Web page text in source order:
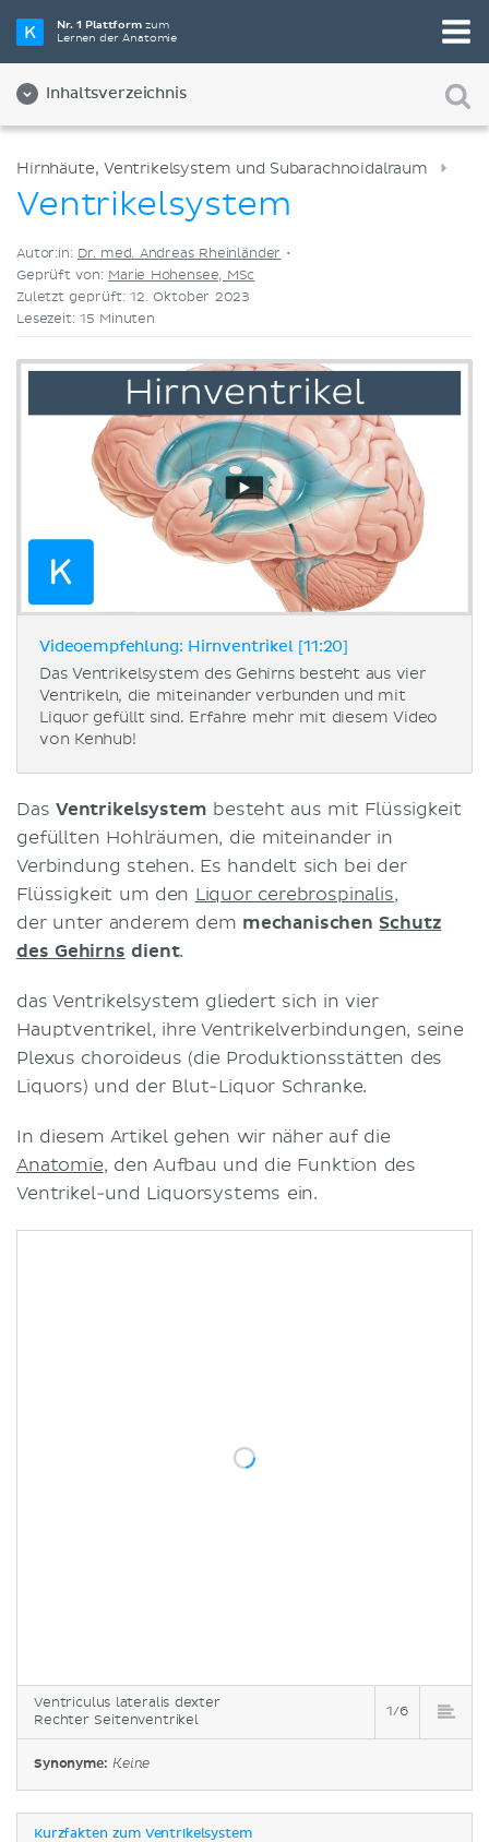
Nr. 1 Plattformzum
Lernen der Anatomie
Inhaltsverzeichnis
Wähle die beste Lernmethode für dich
Videos
Hirnhäute, Ventrikelsystem und Subarachnoidalraum
Ventrikelsystem
Autor:in: Dr. med. Andreas Rheinländer •
Geprüft von: Marie Hohensee, MSc
Zuletzt geprüft: 12. Oktober 2023
Lesezeit: 15 Minuten
Videoempfehlung: Hirnventrikel [11:20]
Das Ventrikelsystem des Gehirns besteht aus vier
Ventrikeln, die miteinander verbunden und mit
Liquor gefüllt sind. Erfahre mehr mit diesem Video
von Kenhub!
Ventriculus lateralis dexter
Rechter Seitenventrikel
1/6
Synonyme: Keine
Das Ventrikelsystem besteht aus mit Flüssigkeit
gefüllten Hohlräumen, die miteinander in
Verbindung stehen. Es handelt sich bei der
Flüssigkeit um den Liquor cerebrospinalis,
der unter anderem dem mechanischen Schutz
des Gehirns dient.
das Ventrikelsystem gliedert sich in vier
Hauptventrikel, ihre Ventrikelverbindungen, seine
Plexus choroideus (die Produktionsstätten des
Liquors) und der Blut-Liquor Schranke.
In diesem Artikel gehen wir näher auf die
Anatomie, den Aufbau und die Funktion des
Ventrikel-und Liquorsystems ein.
Kurzfakten zum Ventrikelsystem